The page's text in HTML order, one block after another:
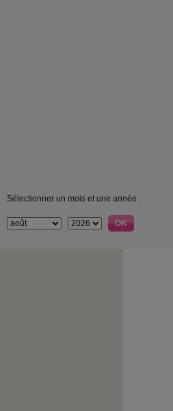
Sélectionner un mois et une année :